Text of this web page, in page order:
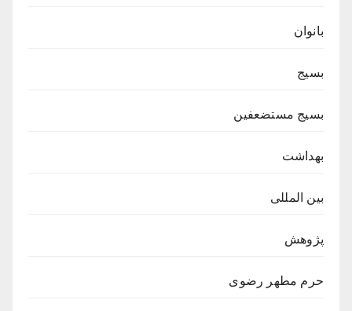
بانوان
بسیج
بسیج مستضعفین
بهداشت
بین المللی
پژوهش
حرم مطهر رضوی